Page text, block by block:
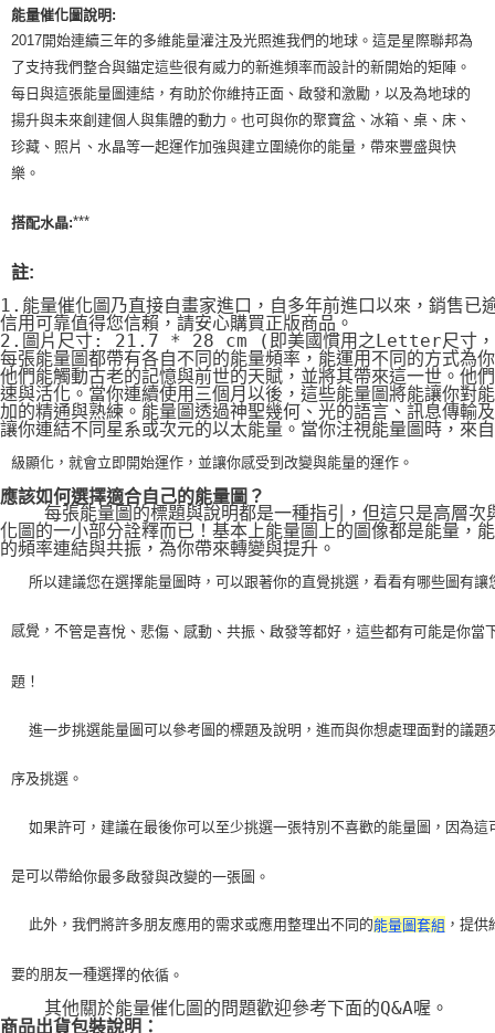
能量催化圖說明:
2017開始連續三年的多維能量灌注及光照進我們的地球。這是星際聯邦為
了支持我們整合與錨定這些很有威力的新進頻率而設計的新開始的矩陣。
每日與這張能量圖連結，有助於你維持正面、啟發和激勵，以及為地球的
揚升與未來創建個人與集體的動力。也可與你的聚寶盆、冰箱、桌、床、
珍藏、照片、水晶等一起運作加強與建立圍繞你的能量，帶來豐盛與快
樂。
搭配水晶:***
註:
1.能量催化圖乃直接自畫家進口，自多年前進口以來，銷售已
信用可靠值得您信賴，請安心購買正版商品。
2.圖片尺寸: 21.7 * 28 cm (即美國慣用之Letter尺寸，
每張能量圖都帶有各自不同的能量頻率，能運用不同的方式為
他們能觸動古老的記憶與前世的天賦，並將其帶來這一世。他
速與活化。當你連續使用三個月以後，這些能量圖將能讓你對
加的精通與熟練。能量圖透過神聖幾何、光的語言、訊息傳輸
讓你連結不同星系或次元的以太能量。當你注視能量圖時，來
級顯化，就會立即開始運作，並讓你感受到改變與能量的運作。
應該如何選擇適合自己的能量圖？
每張能量圖的標題與說明都是一種指引，但這只是高層次
化圖的一小部分詮釋而已！基本上能量圖上的圖像都是能量，
的頻率連結與共振，為你帶來轉變與提升。
所以建議您在選擇能量圖時，可以跟著你的直覺挑選，看看有哪些圖有讓
感覺，不管是喜悅、悲傷、感動、共振、啟發等都好，這些都有可能是你當
題！
進一步挑選能量圖可以參考圖的標題及說明，進而與你想處理面對的議題
序及挑選。
如果許可，建議在最後你可以至少挑選一張特別不喜歡的能量圖，因為這
是可以帶給你最多啟發與改變的一張圖。
    此外，我們將許多朋友應用的需求或應用整理出不同的
能量圖套組 ，提供
要的朋友一種選擇的依循。
    其他關於能量催化圖的問題歡迎參考下面的Q&A喔。
商品出貨包裝說明：